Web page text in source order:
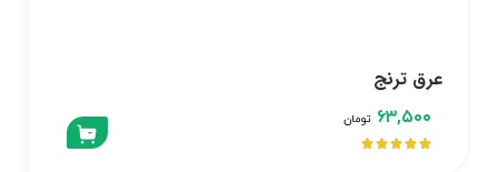
عرق ترنج
۶۳,۵۰۰ تومان




